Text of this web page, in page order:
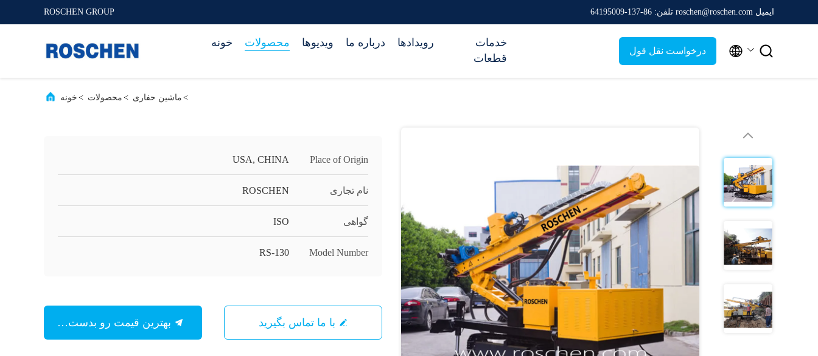
ROSCHEN GROUP ایمیل roschen@roschen.com تلفن: 86-137-64195009
خونه محصولات ویدیوها درباره ما رویدادها
خدمات
قطعات
درخواست نقل قول  
خونه > محصولات > ماشین حفاری >
Place of Origin
USA, CHINA
نام تجاری ROSCHEN
گواهی ISO
Model Number
RS-130